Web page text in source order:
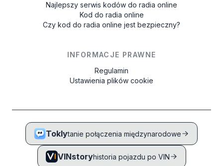
Najlepszy serwis kodów do radia online
Kod do radia online
Czy kod do radia online jest bezpieczny?
INFORMACJE PRAWNE
Regulamin
Ustawienia plików cookie
Toklytanie połączenia międzynarodowe
VINstoryhistoria pojazdu po VIN